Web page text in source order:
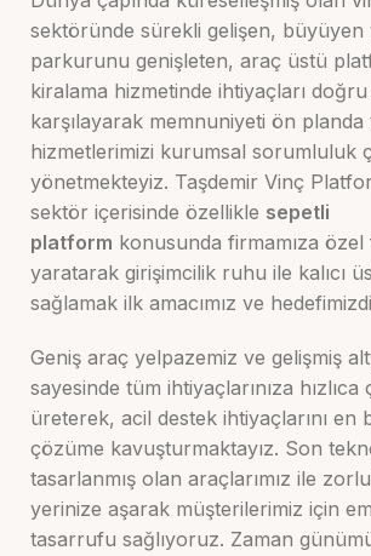
sektöründe sürekli gelişen, büyüyen
parkurunu genişleten, araç üstü
kiralama hizmetinde ihtiyaçları doğru
karşılayarak memnuniyeti ön
hizmetlerimizi kurumsal sorumluluk
yönetmekteyiz. Taşdemir Vinç
sektör içerisinde özellikle sepetli
platform konusunda firmamıza özel
yaratarak girişimcilik ruhu ile kalıcı
sağlamak ilk amacımız ve
Geniş araç yelpazemiz ve gelişmiş
sayesinde tüm ihtiyaçlarınıza
üreterek, acil destek ihtiyaçlarını en
çözüme kavuşturmaktayız. Son
tasarlanmış olan araçlarımız ile
yerinize aşarak müşterilerimiz için
tasarrufu sağlıyoruz. Zaman